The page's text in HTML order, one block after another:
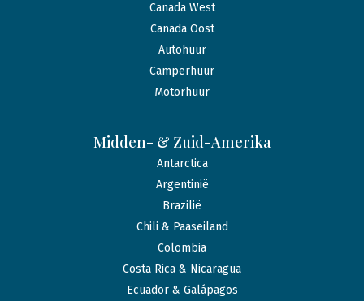
Canada West
Canada Oost
Autohuur
Camperhuur
Motorhuur
Midden- & Zuid-Amerika
Antarctica
Argentinië
Brazilië
Chili & Paaseiland
Colombia
Costa Rica & Nicaragua
Ecuador & Galápagos